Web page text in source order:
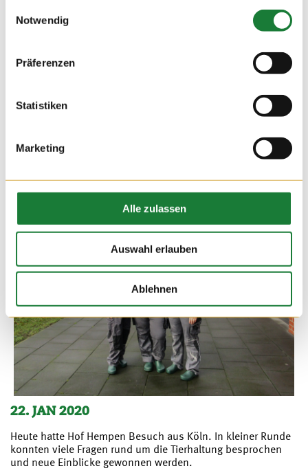
Notwendig
Präferenzen
Statistiken
Marketing
Alle zulassen
Auswahl erlauben
Ablehnen
Heute lag das Hauptinteresse nicht beim Pferd, sondern
Die Freunde rund um den Pensionsstall Hülsmann haben
sich über die Haltung von Schweinen informiert und konnten
22. JAN 2020
Heute hatte Hof Hempen Besuch aus Köln. In kleiner Runde
konnten viele Fragen rund um die Tierhaltung besprochen
und neue Einblicke gewonnen werden.